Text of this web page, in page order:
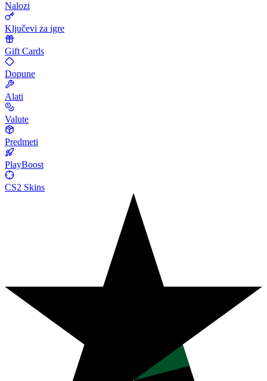
Nalozi
Ključevi za igre
Gift Cards
Dopune
Alati
Valute
Predmeti
PlayBoost
CS2 Skins